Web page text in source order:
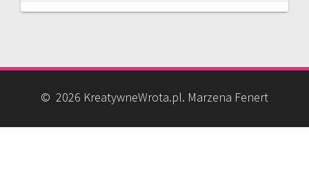
© 2026 KreatywneWrota.pl. Marzena Fenert